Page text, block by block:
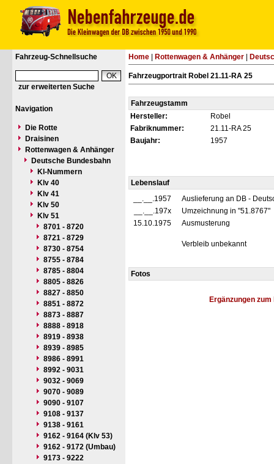
Fahrzeug-Schnellsuche
zur erweiterten Suche
Navigation
Die Rotte
Draisinen
Rottenwagen & Anhänger
Deutsche Bundesbahn
Kl-Nummern
Klv 40
Klv 41
Klv 50
Klv 51
8701 - 8720
8721 - 8729
8730 - 8754
8755 - 8784
8785 - 8804
8805 - 8826
8827 - 8850
8851 - 8872
8873 - 8887
8888 - 8918
8919 - 8938
8939 - 8985
8986 - 8991
8992 - 9031
9032 - 9069
9070 - 9089
9090 - 9107
9108 - 9137
9138 - 9161
9162 - 9164 (Klv 53)
9162 - 9172 (Umbau)
9173 - 9222
Home Rottenwagen & Anhänger
Fahrzeugportrait Robel 21.11-RA 25
Fahrzeugstamm
Hersteller:
Robel
Fabriknummer:
21.11-RA 25
Baujahr:
1957
Lebenslauf
__.__.1957
Auslieferung an DB -
__.__.197x
Umzeichnung in "51.8767"
15.10.1975
Ausmusterung
Verbleib unbekannt
Fotos
Ergänzungen